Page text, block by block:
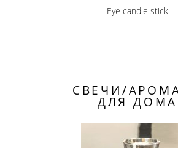
Eye candle stick
СВЕЧИ/
ДЛЯ ДОМА